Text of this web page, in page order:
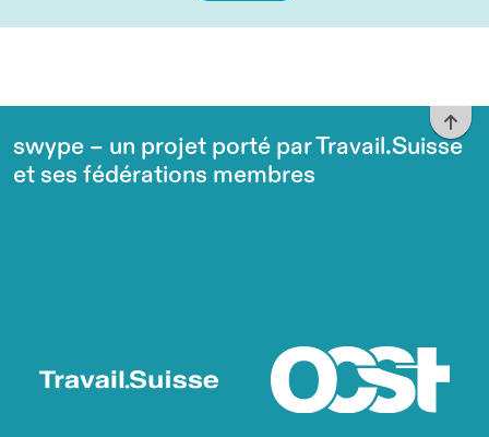
swype – un projet porté par Travail.Suisse
et ses fédérations membres
To